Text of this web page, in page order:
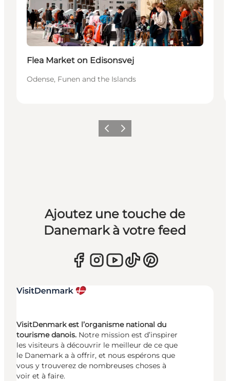
Flea Market on Edisonsvej
Odense, Funen and the Islands
PrécédentSuivant
Ajoutez une touche de
Danemark à votre feed
VisitDenmark est l’organisme national du
tourisme danois. Notre mission est d’inspirer
les visiteurs à découvrir le meilleur de ce que
le Danemark a à offrir, et nous espérons que
vous y trouverez de nombreuses choses à
voir et à faire.